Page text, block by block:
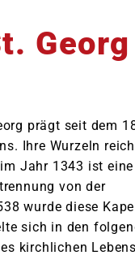
Schlickelde
prägt seit dem
Ihre Wurzeln
Jahr 1343 ist
von der
wurde diese
sich in den
kirchlichen